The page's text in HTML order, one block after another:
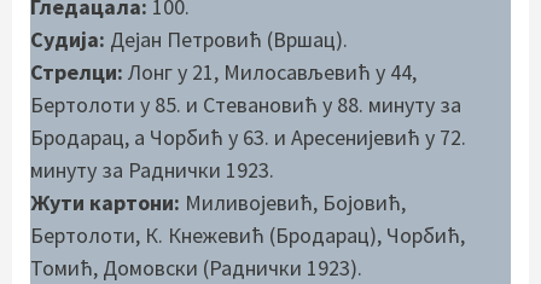
Гледацала: 100.
Судија: Дејан Петровић (Вршац).
Стрелци: Лонг у 21, Милосављевић у 44,
Бертолоти у 85. и Стевановић у 88. минуту за
Бродарац, а Чорбић у 63. и Аресенијевић у 72.
минуту за Раднички 1923.
Жути картони: Миливојевић, Бојовић,
Бертолоти, К. Кнежевић (Бродарац), Чорбић,
Томић, Домовски (Раднички 1923).